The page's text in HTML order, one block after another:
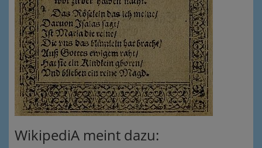
WikipediA meint dazu: